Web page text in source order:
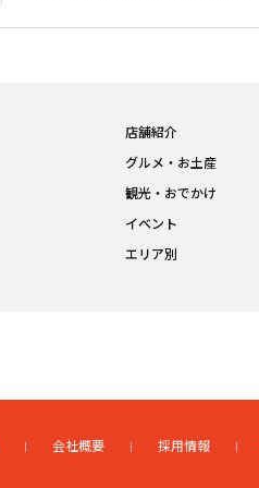
店舗紹介
グルメ・お土産
観光・おでかけ
イベント
エリア別
会社概要 採用情報